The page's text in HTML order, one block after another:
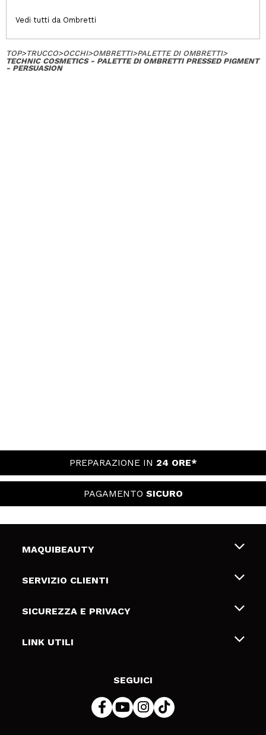
Vedi tutti da Ombretti
TOP>TRUCCO>OCCHI>OMBRETTI>PALETTE DI OMBRETTI>
TECHNIC COSMETICS - PALETTE DI OMBRETTI PRESSED PIGMENT
- PERSUASION
PREPARAZIONE IN 24 ORE*
PAGAMENTO SICURO
MAQUIBEAUTY
Chi siamo
Gift Cards
SERVIZIO CLIENTI
Spedizioni & Resi
Metodi di pagamamento
SICUREZZA E PRIVACY
Termini e condizioni
LINK UTILI
SEGUICI